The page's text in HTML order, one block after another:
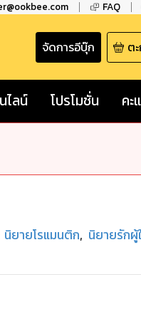
FAQ
จัดการอีบุ๊ก ต
ไลน์ โปรโมชั่น คะ
นิยายโรแมนติก, นิยายรัก